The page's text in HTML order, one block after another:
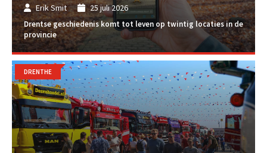
Erik Smit 25 juli 2026
Drentse geschiedenis komt tot leven op twintig locaties in de
provincie
DRENTHE